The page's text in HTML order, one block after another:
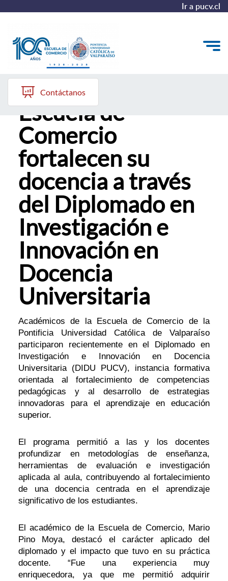
Ir a pucv.cl
Quiénes somos
Vinculación con el Medio
Formación Continua
Postgrados
Admisión
ALUMNI
Contáctanos
Académicos de la
Escuela de
Comercio
fortalecen su
docencia a través
del Diplomado en
Investigación e
Innovación en
Docencia
Universitaria
Académicos de la Escuela de Comercio de la
Pontificia Universidad Católica de Valparaíso
participaron recientemente en el Diplomado en
Investigación e Innovación en Docencia
Universitaria (DIDU PUCV), instancia formativa
orientada al fortalecimiento de competencias
pedagógicas y al desarrollo de estrategias
innovadoras para el aprendizaje en educación
superior.
El programa permitió a las y los docentes
profundizar en metodologías de enseñanza,
herramientas de evaluación e investigación
aplicada al aula, contribuyendo al fortalecimiento
de una docencia centrada en el aprendizaje
significativo de los estudiantes.
El académico de la Escuela de Comercio, Mario
Pino Moya, destacó el carácter aplicado del
diplomado y el impacto que tuvo en su práctica
docente. “Fue una experiencia muy
enriquecedora, ya que me permitió adquirir